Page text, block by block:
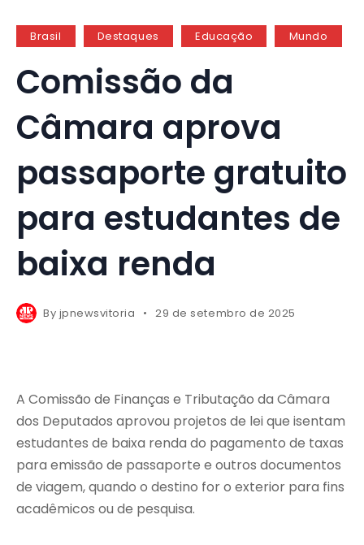
Brasil Destaques Educação Mundo
Comissão da
Câmara aprova
passaporte gratuito
para estudantes de
baixa renda
By jpnewsvitoria 29 de setembro de 2025
A Comissão de Finanças e Tributação da Câmara
dos Deputados aprovou projetos de lei que isentam
estudantes de baixa renda do pagamento de taxas
para emissão de passaporte e outros documentos
de viagem, quando o destino for o exterior para fins
acadêmicos ou de pesquisa.